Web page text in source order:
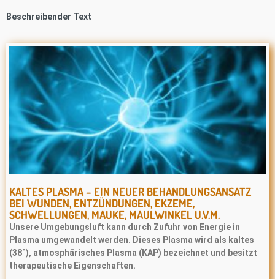
Beschreibender Text
KALTES PLASMA – EIN NEUER BEHANDLUNGSANSATZ
BEI WUNDEN, ENTZÜNDUNGEN, EKZEME,
SCHWELLUNGEN, MAUKE, MAULWINKEL U.V.M.
Unsere Umgebungsluft kann durch Zufuhr von Energie in
Plasma umgewandelt werden. Dieses Plasma wird als kaltes
(38°), atmosphärisches Plasma (KAP) bezeichnet und besitzt
therapeutische Eigenschaften.